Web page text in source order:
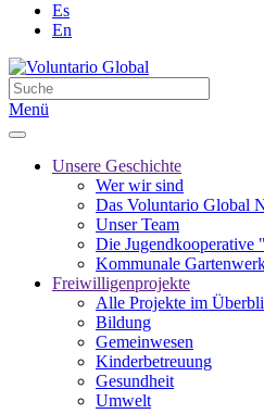
Es
En
Menü
Unsere Geschichte
Wer wir sind
Das Voluntario Global
Unser Team
Die Jugendkooperative
Kommunale
Freiwilligenprojekte
Alle Projekte im
Bildung
Gemeinwesen
Kinderbetreuung
Gesundheit
Umwelt